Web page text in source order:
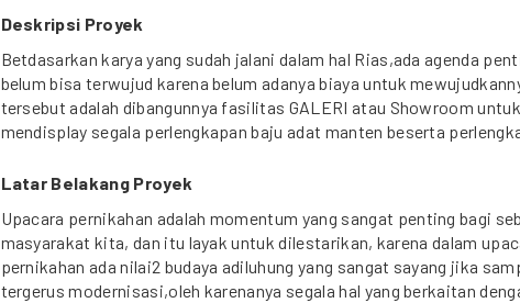
Deskripsi Proyek
Betdasarkan karya yang sudah jalani dalam hal Rias,ada agenda
belum bisa terwujud karena belum adanya biaya untuk
tersebut adalah dibangunnya fasilitas GALERI atau Showroom untuk
mendisplay segala perlengkapan baju adat manten beserta
Latar Belakang Proyek
Upacara pernikahan adalah momentum yang sangat penting bagi
masyarakat kita, dan itu layak untuk dilestarikan, karena dalam
pernikahan ada nilai2 budaya adiluhung yang sangat sayang jika
tergerus modernisasi,oleh karenanya segala hal yang berkaitan